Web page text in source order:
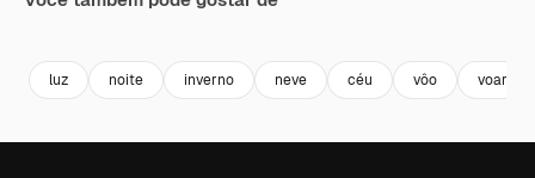
luz noite inverno neve céu vôo voar